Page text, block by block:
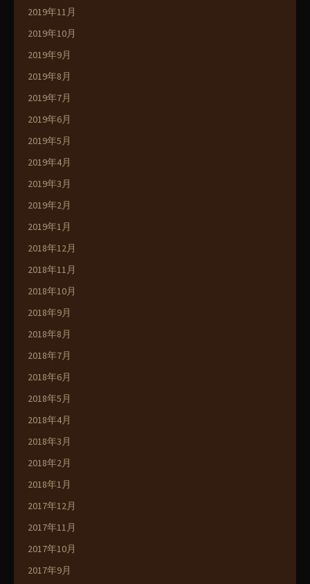
2019年11月
2019年10月
2019年9月
2019年8月
2019年7月
2019年6月
2019年5月
2019年4月
2019年3月
2019年2月
2019年1月
2018年12月
2018年11月
2018年10月
2018年9月
2018年8月
2018年7月
2018年6月
2018年5月
2018年4月
2018年3月
2018年2月
2018年1月
2017年12月
2017年11月
2017年10月
2017年9月